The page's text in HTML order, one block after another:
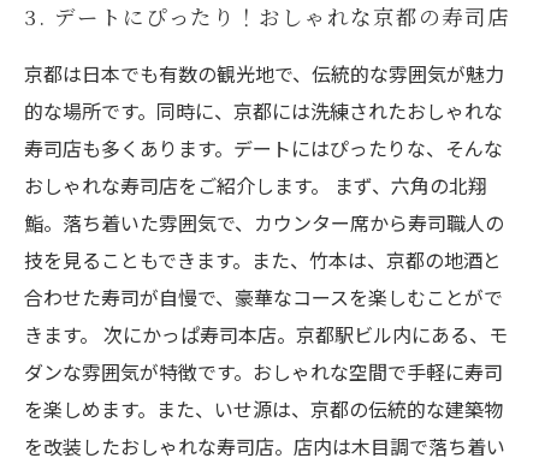
3. デートにぴったり！おしゃれな京都の寿司店
京都は日本でも有数の観光地で、伝統的な雰囲気が魅力
的な場所です。同時に、京都には洗練されたおしゃれな
寿司店も多くあります。デートにはぴったりな、そんな
おしゃれな寿司店をご紹介します。 まず、六角の北翔
鮨。落ち着いた雰囲気で、カウンター席から寿司職人の
技を見ることもできます。また、竹本は、京都の地酒と
合わせた寿司が自慢で、豪華なコースを楽しむことがで
きます。 次にかっぱ寿司本店。京都駅ビル内にある、モ
ダンな雰囲気が特徴です。おしゃれな空間で手軽に寿司
を楽しめます。また、いせ源は、京都の伝統的な建築物
を改装したおしゃれな寿司店。店内は木目調で落ち着い